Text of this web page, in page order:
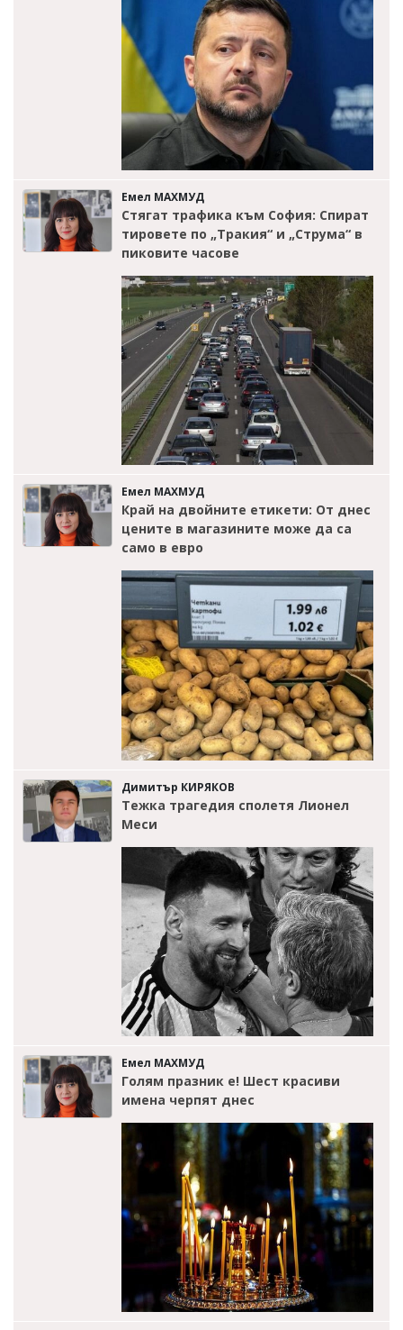
Емел МАХМУД
Стягат трафика към София: Спират
тировете по „Тракия“ и „Струма“ в
пиковите часове
Емел МАХМУД
Край на двойните етикети: От днес
цените в магазините може да са
само в евро
Димитър КИРЯКОВ
Тежка трагедия сполетя Лионел
Меси
Емел МАХМУД
Голям празник е! Шест красиви
имена черпят днес